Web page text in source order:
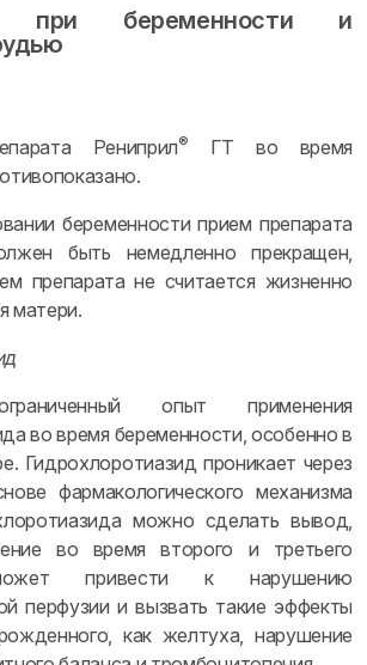
при беременности и
Рениприл®
ГТ во время
беременности прием препарата
быть немедленно прекращен,
препарата не считается жизненно
матери.
опыт применения
во время беременности, особенно в
Гидрохлоротиазид проникает через
фармакологического механизма
можно сделать вывод,
во время второго и третьего
привести к нарушению
перфузии и вызвать такие эффекты
как желтуха, нарушение